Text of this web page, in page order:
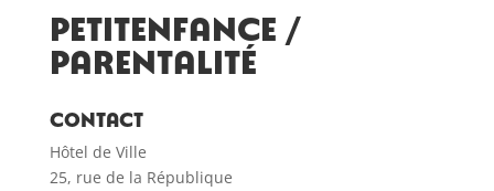
PetitEnfance /
Parentalité
CONTACT
Hôtel de Ville
25, rue de la République